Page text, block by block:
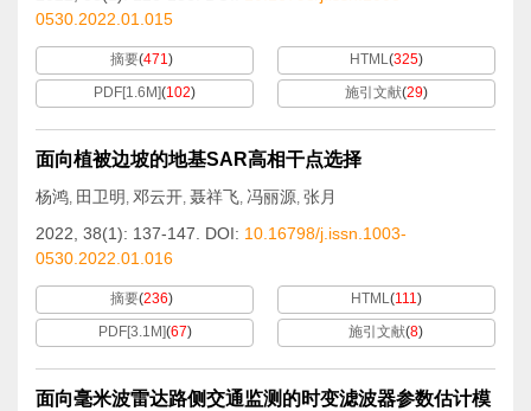
0530.2022.01.015
摘要(471) HTML(325)
PDF[1.6M](102) 施引文献(29)
面向植被边坡的地基SAR高相干点选择
杨鸿, 田卫明 , 邓云开, 聂祥飞, 冯丽源, 张月
2022, 38(1): 137-147.
DOI: 10.16798/j.issn.1003-
0530.2022.01.016
摘要(236) HTML(111)
PDF[3.1M](67) 施引文献(8)
面向毫米波雷达路侧交通监测的时变滤波器参数估计模